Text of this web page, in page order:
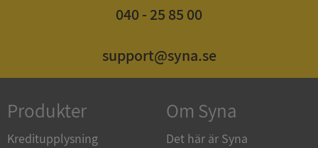
040 - 25 85 00
support@syna.se
Produkter
Kreditupplysning
Om Syna
Det här är Syna
.syna.se